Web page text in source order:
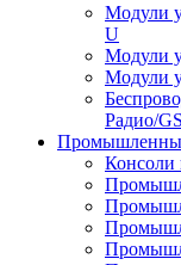
Модули
U
Модули
Модули
Радио/
Консоли